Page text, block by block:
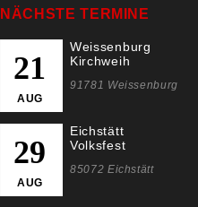
NÄCHSTE TERMINE
21
AUG
Weissenburg
Kirchweih
91781 Weissenburg
29
AUG
Eichstätt
Volksfest
85072 Eichstätt